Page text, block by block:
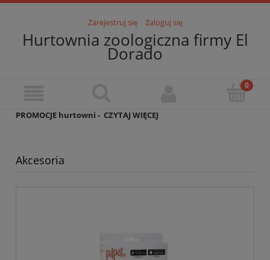
Zarejestruj się Zaloguj się
Hurtownia zoologiczna firmy El
Dorado
PROMOCJE hurtowni - CZYTAJ WIĘCEJ
Akcesoria